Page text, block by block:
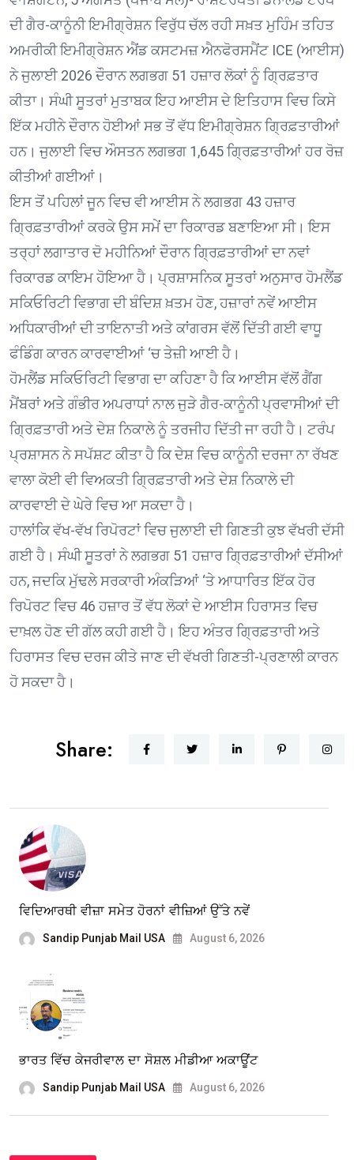
ਦੀ ਗੈਰ-ਕਾਨੂੰਨੀ ਇਮੀਗ੍ਰੇਸ਼ਨ ਵਿਰੁੱਧ ਚੱਲ ਰਹੀ ਸਖ਼ਤ ਮੁਹਿੰਮ ਤਹਿਤ
ਅਮਰੀਕੀ ਇਮੀਗ੍ਰੇਸ਼ਨ ਐਂਡ ਕਸਟਮਜ਼ ਐਨਫੋਰਸਮੈਂਟ ICE (ਆਈਸ)
ਨੇ ਜੁਲਾਈ 2026 ਦੌਰਾਨ ਲਗਭਗ 51 ਹਜ਼ਾਰ ਲੋਕਾਂ ਨੂੰ ਗ੍ਰਿਫ਼ਤਾਰ
ਕੀਤਾ। ਸੰਘੀ ਸੂਤਰਾਂ ਮੁਤਾਬਕ ਇਹ ਆਈਸ ਦੇ ਇਤਿਹਾਸ ਵਿਚ ਕਿਸੇ
ਇੱਕ ਮਹੀਨੇ ਦੌਰਾਨ ਹੋਈਆਂ ਸਭ ਤੋਂ ਵੱਧ ਇਮੀਗ੍ਰੇਸ਼ਨ ਗ੍ਰਿਫ਼ਤਾਰੀਆਂ
ਹਨ। ਜੁਲਾਈ ਵਿਚ ਔਸਤਨ ਲਗਭਗ 1,645 ਗ੍ਰਿਫ਼ਤਾਰੀਆਂ ਹਰ ਰੋਜ਼
ਕੀਤੀਆਂ ਗਈਆਂ।
ਇਸ ਤੋਂ ਪਹਿਲਾਂ ਜੂਨ ਵਿਚ ਵੀ ਆਈਸ ਨੇ ਲਗਭਗ 43 ਹਜ਼ਾਰ
ਗ੍ਰਿਫ਼ਤਾਰੀਆਂ ਕਰਕੇ ਉਸ ਸਮੇਂ ਦਾ ਰਿਕਾਰਡ ਬਣਾਇਆ ਸੀ। ਇਸ
ਤਰ੍ਹਾਂ ਲਗਾਤਾਰ ਦੋ ਮਹੀਨਿਆਂ ਦੌਰਾਨ ਗ੍ਰਿਫ਼ਤਾਰੀਆਂ ਦਾ ਨਵਾਂ
ਰਿਕਾਰਡ ਕਾਇਮ ਹੋਇਆ ਹੈ। ਪ੍ਰਸ਼ਾਸਨਿਕ ਸੂਤਰਾਂ ਅਨੁਸਾਰ ਹੋਮਲੈਂਡ
ਸਕਿਓਰਿਟੀ ਵਿਭਾਗ ਦੀ ਬੰਦਿਸ਼ ਖ਼ਤਮ ਹੋਣ, ਹਜ਼ਾਰਾਂ ਨਵੇਂ ਆਈਸ
ਅਧਿਕਾਰੀਆਂ ਦੀ ਤਾਇਨਾਤੀ ਅਤੇ ਕਾਂਗਰਸ ਵੱਲੋਂ ਦਿੱਤੀ ਗਈ ਵਾਧੂ
ਫੰਡਿੰਗ ਕਾਰਨ ਕਾਰਵਾਈਆਂ ‘ਚ ਤੇਜ਼ੀ ਆਈ ਹੈ।
ਹੋਮਲੈਂਡ ਸਕਿਓਰਿਟੀ ਵਿਭਾਗ ਦਾ ਕਹਿਣਾ ਹੈ ਕਿ ਆਈਸ ਵੱਲੋਂ ਗੈਂਗ
ਮੈਂਬਰਾਂ ਅਤੇ ਗੰਭੀਰ ਅਪਰਾਧਾਂ ਨਾਲ ਜੁੜੇ ਗੈਰ-ਕਾਨੂੰਨੀ ਪ੍ਰਵਾਸੀਆਂ ਦੀ
ਗ੍ਰਿਫ਼ਤਾਰੀ ਅਤੇ ਦੇਸ਼ ਨਿਕਾਲੇ ਨੂੰ ਤਰਜੀਹ ਦਿੱਤੀ ਜਾ ਰਹੀ ਹੈ। ਟਰੰਪ
ਪ੍ਰਸ਼ਾਸਨ ਨੇ ਸਪੱਸ਼ਟ ਕੀਤਾ ਹੈ ਕਿ ਦੇਸ਼ ਵਿਚ ਕਾਨੂੰਨੀ ਦਰਜਾ ਨਾ ਰੱਖਣ
ਵਾਲਾ ਕੋਈ ਵੀ ਵਿਅਕਤੀ ਗ੍ਰਿਫ਼ਤਾਰੀ ਅਤੇ ਦੇਸ਼ ਨਿਕਾਲੇ ਦੀ
ਕਾਰਵਾਈ ਦੇ ਘੇਰੇ ਵਿਚ ਆ ਸਕਦਾ ਹੈ।
ਹਾਲਾਂਕਿ ਵੱਖ-ਵੱਖ ਰਿਪੋਰਟਾਂ ਵਿਚ ਜੁਲਾਈ ਦੀ ਗਿਣਤੀ ਕੁਝ ਵੱਖਰੀ ਦੱਸੀ
ਗਈ ਹੈ। ਸੰਘੀ ਸੂਤਰਾਂ ਨੇ ਲਗਭਗ 51 ਹਜ਼ਾਰ ਗ੍ਰਿਫ਼ਤਾਰੀਆਂ ਦੱਸੀਆਂ
ਹਨ, ਜਦਕਿ ਮੁੱਢਲੇ ਸਰਕਾਰੀ ਅੰਕੜਿਆਂ ‘ਤੇ ਆਧਾਰਿਤ ਇੱਕ ਹੋਰ
ਰਿਪੋਰਟ ਵਿਚ 46 ਹਜ਼ਾਰ ਤੋਂ ਵੱਧ ਲੋਕਾਂ ਦੇ ਆਈਸ ਹਿਰਾਸਤ ਵਿਚ
ਦਾਖ਼ਲ ਹੋਣ ਦੀ ਗੱਲ ਕਹੀ ਗਈ ਹੈ। ਇਹ ਅੰਤਰ ਗ੍ਰਿਫ਼ਤਾਰੀ ਅਤੇ
ਹਿਰਾਸਤ ਵਿਚ ਦਰਜ ਕੀਤੇ ਜਾਣ ਦੀ ਵੱਖਰੀ ਗਿਣਤੀ-ਪ੍ਰਣਾਲੀ ਕਾਰਨ
ਹੋ ਸਕਦਾ ਹੈ।
Share:
ਵਿਦਿਆਰਥੀ ਵੀਜ਼ਾ ਸਮੇਤ ਹੋਰਨਾਂ ਵੀਜ਼ਿਆਂ ਉੱਤੇ ਨਵੇਂ
Sandip Punjab Mail USA August 6, 2026
ਭਾਰਤ ਵਿੱਚ ਕੇਜਰੀਵਾਲ ਦਾ ਸੋਸ਼ਲ ਮੀਡੀਆ ਅਕਾਊਂਟ
Sandip Punjab Mail USA August 6, 2026